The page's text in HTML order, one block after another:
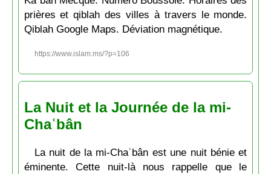
prières et qiblah des villes à travers le monde.
Qiblah Google Maps. Déviation magnétique.
https://www.islam.ms/?p=106
La Nuit et la Journée de la mi-
Chaʿbân
La nuit de la mi-Chaʿbân est une nuit bénie et
éminente. Cette nuit-là nous rappelle que le